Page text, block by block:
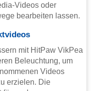
Videos oder
bearbeiten lassen.
mit HitPaw VikPea
Beleuchtung, um
Videos
erzielen. Die